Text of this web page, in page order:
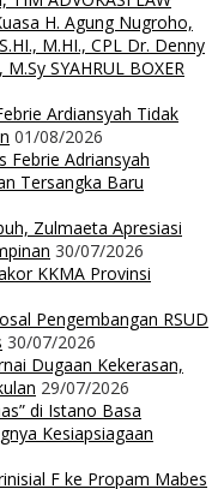
H. Agung Nugroho,
M.HI., CPL Dr. Denny
SYAHRUL BOXER
Ardiansyah Tidak
01/08/2026
Febrie Adriansyah
Tersangka Baru
Zulmaeta Apresiasi
30/07/2026
KKMA Provinsi
Pengembangan RSUD
30/07/2026
Dugaan Kekerasan,
29/07/2026
di Istano Basa
Kesiapsiagaan
F ke Propam Mabes